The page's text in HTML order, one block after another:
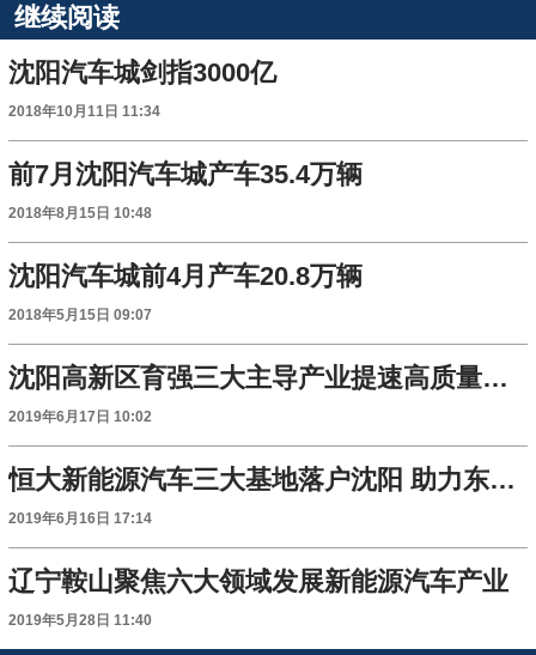
继续阅读
沈阳汽车城剑指3000亿
2018年10月11日 11:34
前7月沈阳汽车城产车35.4万辆
2018年8月15日 10:48
沈阳汽车城前4月产车20.8万辆
2018年5月15日 09:07
沈阳高新区育强三大主导产业提速高质量发展
2019年6月17日 10:02
恒大新能源汽车三大基地落户沈阳 助力东北振兴
2019年6月16日 17:14
辽宁鞍山聚焦六大领域发展新能源汽车产业
2019年5月28日 11:40